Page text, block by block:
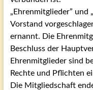
„Ehrenmitglieder” und
Vorstand
ernannt. Die
Beschluss der
Ehrenmitglieder sind
Rechte und Pflichten
Die Mitgliedschaft